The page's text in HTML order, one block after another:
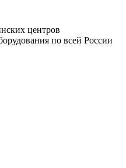
центров
по всей России